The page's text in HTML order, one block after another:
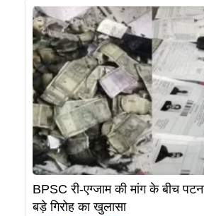
BPSC री-एग्जाम की मांग के बीच
बड़े गिरोह का खुलासा